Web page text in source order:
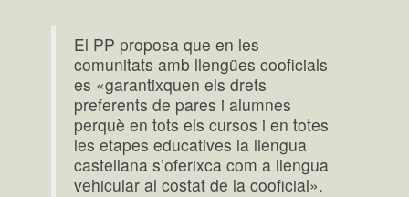
El PP proposa que en les
comunitats amb llengües cooficials
es «garantixquen els drets
preferents de pares i alumnes
perquè en tots els cursos i en totes
les etapes educatives la llengua
castellana s’oferixca com a llengua
vehicular al costat de la cooficial».